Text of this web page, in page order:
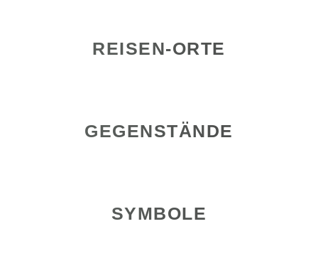
REISEN-ORTE
GEGENSTÄNDE
SYMBOLE